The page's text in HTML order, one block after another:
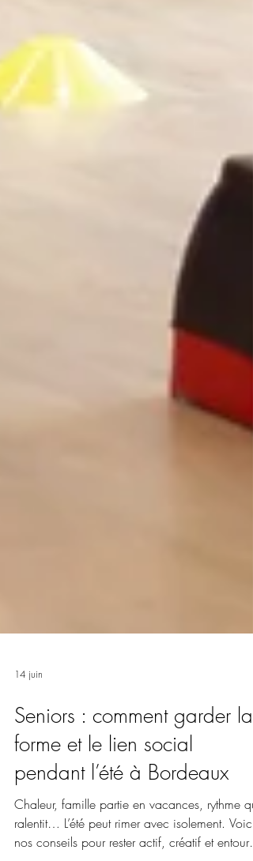
Seniors : comment garder la
forme et le lien social
pendant l’été à Bordeaux
Chaleur, famille partie en vacances, rythme qui
ralentit… L’été peut rimer avec isolement. Voici